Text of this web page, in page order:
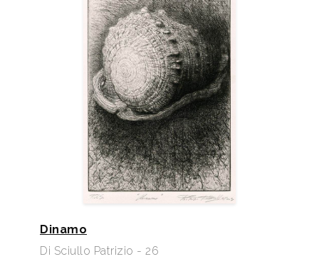
Dinamo
Di Sciullo Patrizio - 26